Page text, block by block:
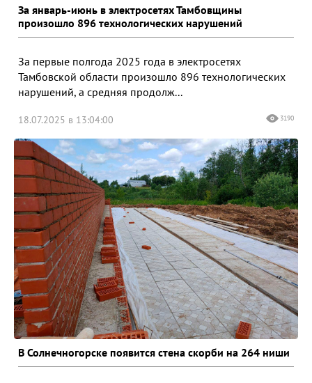
За январь-июнь в электросетях Тамбовщины
произошло 896 технологических нарушений
За первые полгода 2025 года в электросетях
Тамбовской области произошло 896 технологических
нарушений, а средняя продолж...
18.07.2025 в 13:04:00 3190
В Солнечногорске появится стена скорби на 264 ниши